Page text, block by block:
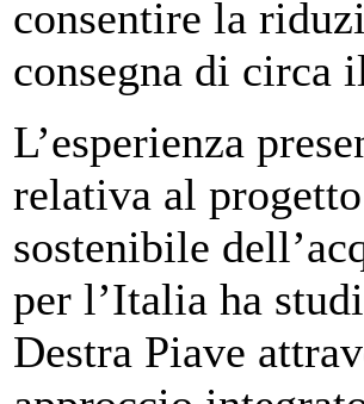
consentire la
consegna di circa
L’esperienza
relativa al
sostenibile
per l’Italia ha
Destra Piave